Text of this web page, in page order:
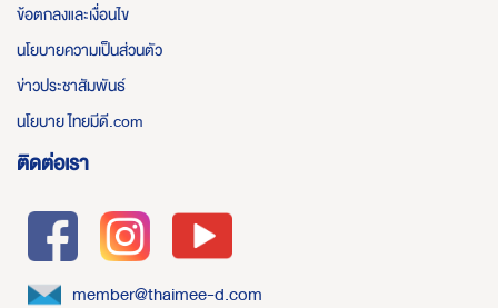
ข้อตกลงและเงื่อนไข
นโยบายความเป็นส่วนตัว
ข่าวประชาสัมพันธ์
นโยบาย ไทยมีดี.com
ติดต่อเรา
member@thaimee-d.com